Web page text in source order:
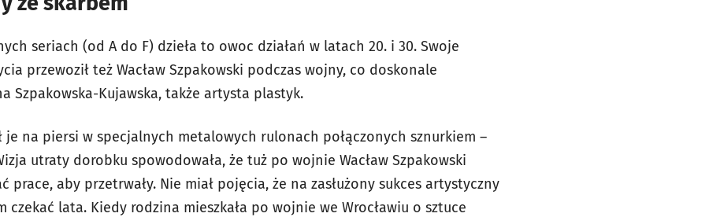
seriach (od A do F) dzieła to owoc działań w latach 20. i 30. Swoje
przewoził też Wacław Szpakowski podczas wojny, co doskonale
Szpakowska-Kujawska, także artysta plastyk.
je na piersi w specjalnych metalowych rulonach połączonych sznurkiem –
utraty dorobku spowodowała, że tuż po wojnie Wacław Szpakowski
prace, aby przetrwały. Nie miał pojęcia, że na zasłużony sukces artystyczny
czekać lata. Kiedy rodzina mieszkała po wojnie we Wrocławiu o sztuce